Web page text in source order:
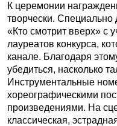
К церемонии
творчески. Специально
«Кто смотрит вверх» с
лауреатов конкурса,
канале. Благодаря
убедиться, насколько
Инструментальные
хореографическими
произведениями. На
классическая,